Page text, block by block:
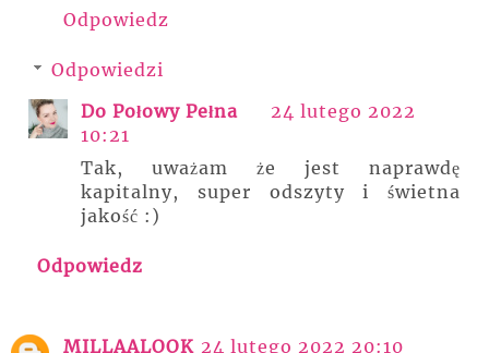
Odpowiedz
Odpowiedzi
Do Połowy Pełna
24 lutego 2022
10:21
Tak, uważam że jest naprawdę
kapitalny, super odszyty i świetna
jakość :)
Odpowiedz
MILLAALOOK 24 lutego 2022 20:10